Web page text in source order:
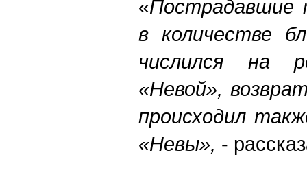
«Пострадавшие
в количестве
числился на
«Невой»,
происходил
«Невы», -